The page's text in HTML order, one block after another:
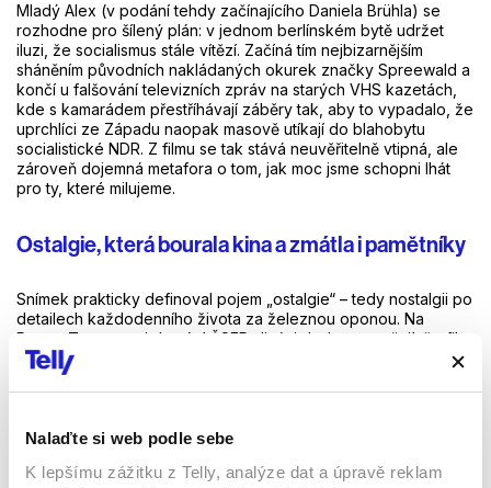
Nalaďte si web podle sebe
K lepšímu zážitku z Telly, analýze dat a úpravě reklam
Mladý Alex (v podání tehdy začínajícího Daniela Brühla) se
rozhodne pro šílený plán: v jednom berlínském bytě udržet
iluzi, že socialismus stále vítězí. Začíná tím nejbizarnějším
sháněním původních nakládaných okurek značky Spreewald a
končí u falšování televizních zpráv na starých VHS kazetách,
kde s kamarádem přestříhávají záběry tak, aby to vypadalo, že
uprchlíci ze Západu naopak masově utíkají do blahobytu
socialistické NDR. Z filmu se tak stává neuvěřitelně vtipná, ale
zároveň dojemná metafora o tom, jak moc jsme schopni lhát
pro ty, které milujeme.
Ostalgie, která bourala kina a zmátla i pamětníky
Snímek prakticky definoval pojem „ostalgie“ – tedy nostalgii po
detailech každodenního života za železnou oponou. Na
Rotten Tomatoes i domácí ČSFD diváci dodnes oceňují, že film
neroní slzy za režimem, ale s láskou a ironií vzpomíná na
plastové automobily Trabant, krepsilonové košile a
dederonové nákupní tašky. V zákulisí natáčení se přitom
scén se natáčela v reálných berlínských čtvrtích kolem Karl-
moderní západní reklamy a loga, která mezitím město zaplavila.